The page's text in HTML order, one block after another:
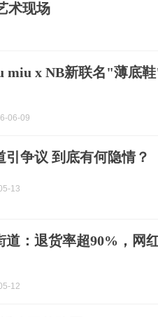
术现场
miu x NB新联名"薄底鞋
06-09
争议 到底有何隐情？
13
：退货率超90%，网
12